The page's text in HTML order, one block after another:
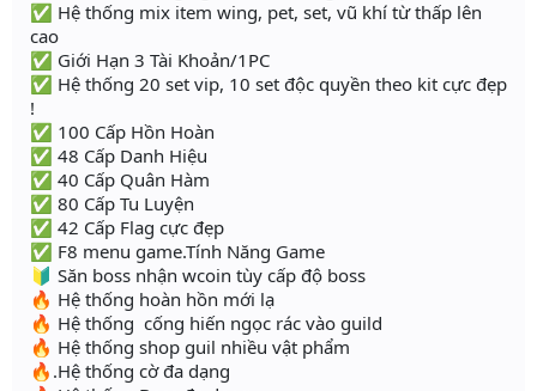
✅ Hệ thống mix item wing, pet, set, vũ khí từ thấp lên
cao
✅ Giới Hạn 3 Tài Khoản/1PC
✅ Hệ thống 20 set vip, 10 set độc quyền theo kit cực đẹp
!
✅ 100 Cấp Hồn Hoàn
✅ 48 Cấp Danh Hiệu
✅ 40 Cấp Quân Hàm
✅ 80 Cấp Tu Luyện
✅ 42 Cấp Flag cực đẹp
✅ F8 menu game.Tính Năng Game
🔰 Săn boss nhận wcoin tùy cấp độ boss
🔥 Hệ thống hoàn hồn mới lạ
🔥 Hệ thống cống hiến ngọc rác vào guild
🔥 Hệ thống shop guil nhiều vật phẩm
🔥.Hệ thống cờ đa dạng